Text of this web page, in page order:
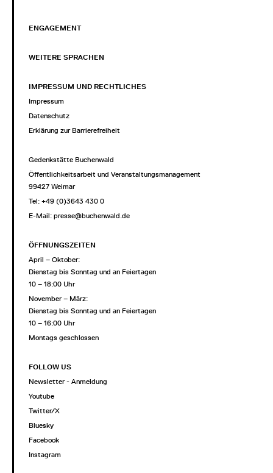
ENGAGEMENT
WEITERE SPRACHEN
IMPRESSUM UND RECHTLICHES
Impressum
Datenschutz
Erklärung zur Barrierefreiheit
Gedenkstätte Buchenwald
Öffentlichkeitsarbeit und Veranstaltungsmanagement
99427 Weimar
Tel: +49 (0)3643 430 0
E-Mail: presse@buchenwald.de
ÖFFNUNGSZEITEN
April – Oktober:
Dienstag bis Sonntag und an Feiertagen
10 – 18:00 Uhr
November – März:
Dienstag bis Sonntag und an Feiertagen
10 – 16:00 Uhr
Montags geschlossen
FOLLOW US
Newsletter - Anmeldung
Youtube
Twitter/X
Bluesky
Facebook
Instagram